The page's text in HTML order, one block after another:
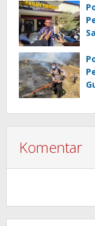
Komentar